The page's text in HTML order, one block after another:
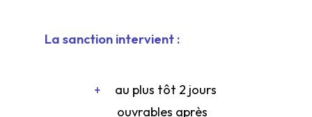
La sanction intervient :
au plus tôt 2 jours
ouvrables après